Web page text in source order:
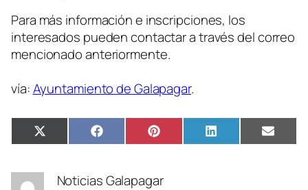
Para más información e inscripciones, los
interesados pueden contactar a través del correo
mencionado anteriormente.
vía:Ayuntamiento de Galapagar.
Compartir
en
X
(Twitter)
Compartir
en
FacebookCompartir
en
PinterestCompartir
en
LinkedIn
en
Email
Noticias Galapagar